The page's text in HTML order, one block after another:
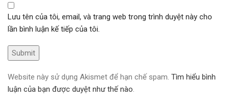
Lưu tên của tôi, email, và trang web trong trình duyệt này cho
lần bình luận kế tiếp của tôi.
Website này sử dụng Akismet để hạn chế spam. Tìm hiểu bình
luận của bạn được duyệt như thế nào.